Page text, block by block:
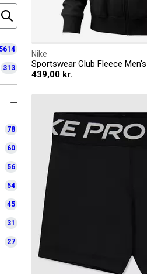
5614
313
78
60
56
54
45
31
27
Nike
Sportswear Club Fleece
439,00 kr.